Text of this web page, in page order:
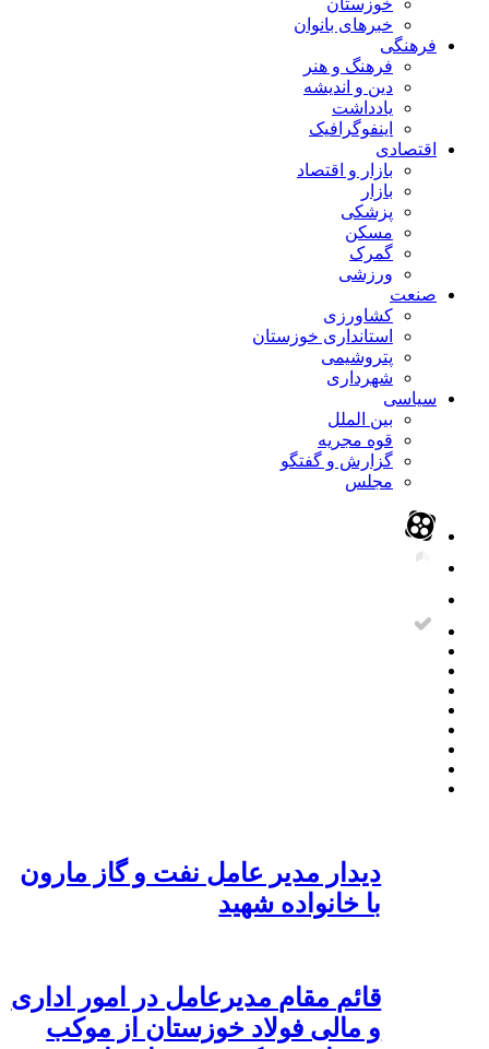
خوزستان
خبرهای بانوان
فرهنگی
فرهنگ و هنر
دین و اندیشه
یادداشت
اینفوگرافیک
اقتصادی
بازار و اقتصاد
بازار
پزشکی
مسکن
گمرک
ورزشی
صنعت
کشاورزی
استانداری خوزستان
پتروشیمی
شهرداری
سیاسی
بین الملل
قوه مجریه
گزارش و گفتگو
مجلس
دیدار مدیر عامل نفت و گاز مارون
با خانواده شهید
قائم مقام مدیرعامل در امور اداری
و مالی فولاد خوزستان از موکب